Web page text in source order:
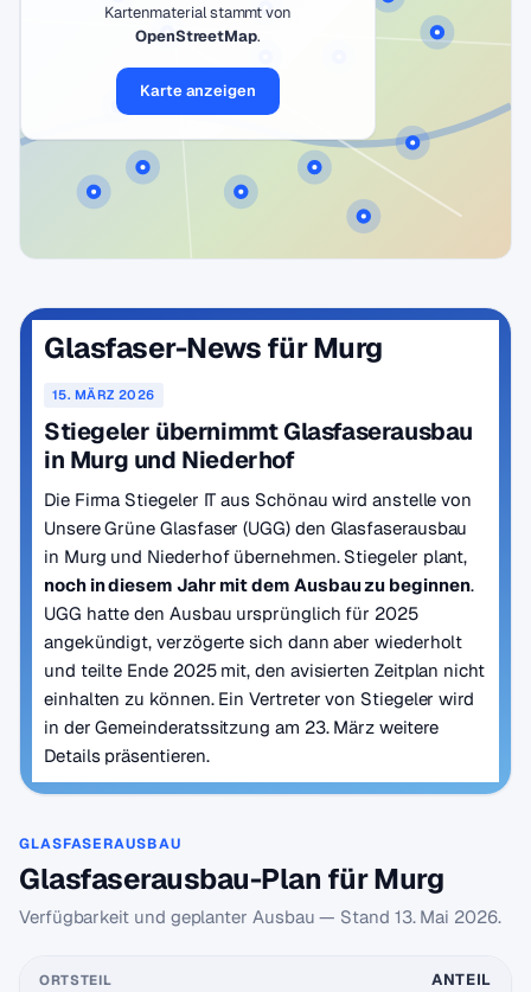
Kartenmaterial stammt von
OpenStreetMap.
Karte anzeigen
Glasfaser-News für Murg
15. MÄRZ 2026
Stiegeler übernimmt Glasfaserausbau
in Murg und Niederhof
Die Firma Stiegeler IT aus Schönau wird anstelle von
Unsere Grüne Glasfaser (UGG) den Glasfaserausbau
in Murg und Niederhof übernehmen. Stiegeler plant,
noch in diesem Jahr mit dem Ausbau zu beginnen.
UGG hatte den Ausbau ursprünglich für 2025
angekündigt, verzögerte sich dann aber wiederholt
und teilte Ende 2025 mit, den avisierten Zeitplan nicht
einhalten zu können. Ein Vertreter von Stiegeler wird
in der Gemeinderatssitzung am 23. März weitere
Details präsentieren.
GLASFASERAUSBAU
Glasfaserausbau-Plan für Murg
Verfügbarkeit und geplanter Ausbau — Stand 13. Mai 2026.
ORTSTEIL ANTEIL